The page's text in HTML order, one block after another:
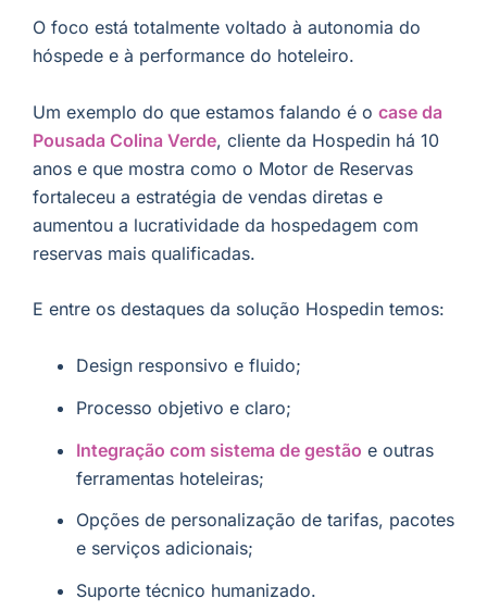
O foco está totalmente voltado à autonomia do
hóspede e à performance do hoteleiro.
Um exemplo do que estamos falando é o case da
Pousada Colina Verde, cliente da Hospedin há 10
anos e que mostra como o Motor de Reservas
fortaleceu a estratégia de vendas diretas e
aumentou a lucratividade da hospedagem com
reservas mais qualificadas.
E entre os destaques da solução Hospedin temos:
Design responsivo e fluido;
Processo objetivo e claro;
Integração com sistema de gestão e outras
ferramentas hoteleiras;
Opções de personalização de tarifas, pacotes
e serviços adicionais;
Suporte técnico humanizado.